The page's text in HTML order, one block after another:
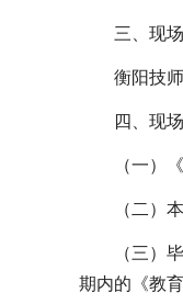
三、现
衡阳技
四、现
（一）
（二）
（三）
期内的《教